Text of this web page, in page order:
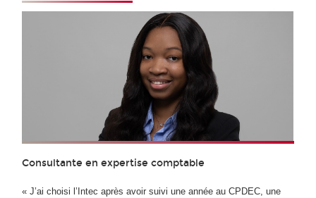
Consultante en expertise comptable
« J’ai choisi l’Intec après avoir suivi une année au CPDEC, une